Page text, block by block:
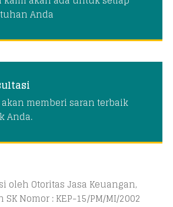
Anda
akan memberi saran terbaik
Anda.
oleh Otoritas Jasa Keuangan,
Nomor : KEP-15/PM/MI/2002